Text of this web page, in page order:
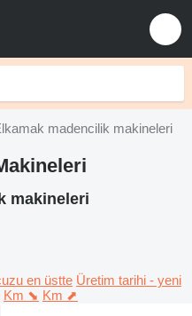
madencilik makineleri
makineleri
en üstte Üretim tarihi - yeni
Km ⬊ Km ⬈